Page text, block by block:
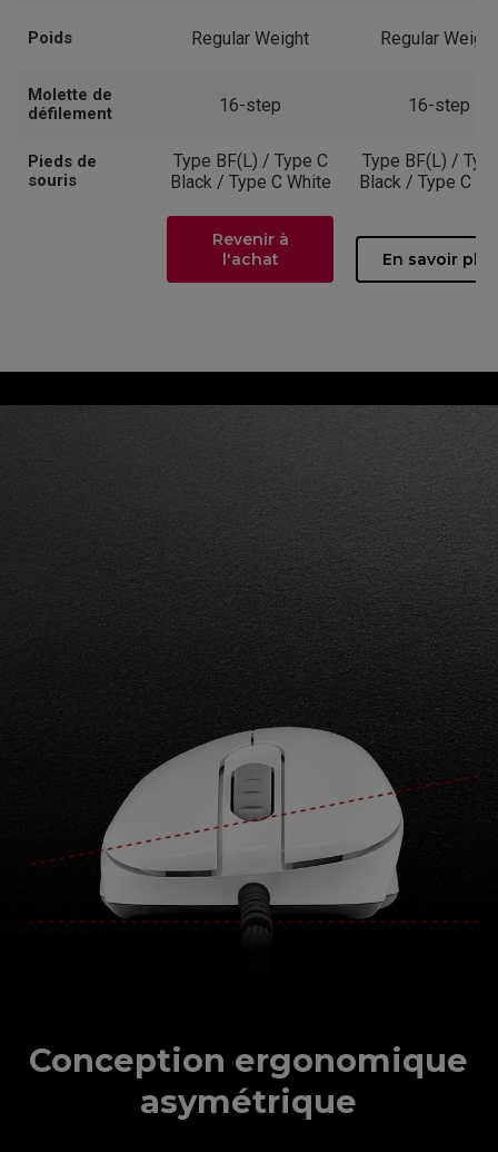
Poids
Molette de
défilement
Pieds de
souris
Regular Weight
16-step
Type BF(L) / Type C
Black / Type C White
Revenir à
l'achat
Regular Weight
16-step
Type BF(L) /
Black / Type C
En savoir plus
Conception ergonomique
asymétrique